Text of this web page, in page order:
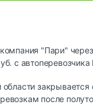
"Пари"
с автоперевозчика
области
после